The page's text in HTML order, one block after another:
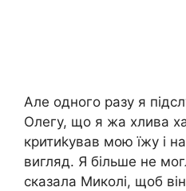
Але одного разу я
Олегу, що я жа хлива
критиkував мою їжу і
вигляд. Я більше не
сказала Миколі, щоб